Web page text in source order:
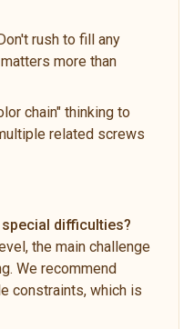
rush to fill any
more than
chain" thinking to
related screws
special difficulties?
the main challenge
We recommend
constraints, which is